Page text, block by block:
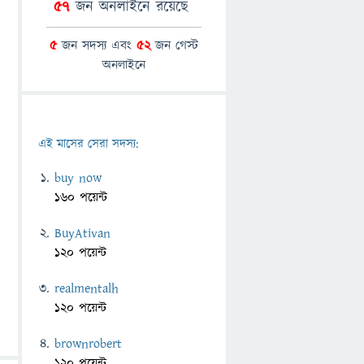
57জন অনলাইনে রয়েছে
5জন সদস্য এবং 52জন গেস্ট
অনলাইনে
এই মাসের সেরা সদস্য:
buy now
160 পয়েন্ট
BuyAtivan
120 পয়েন্ট
realmentalh
120 পয়েন্ট
brownrobert